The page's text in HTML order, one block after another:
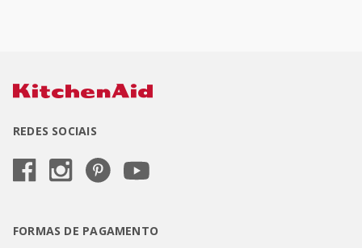
REDES SOCIAIS
FORMAS DE PAGAMENTO